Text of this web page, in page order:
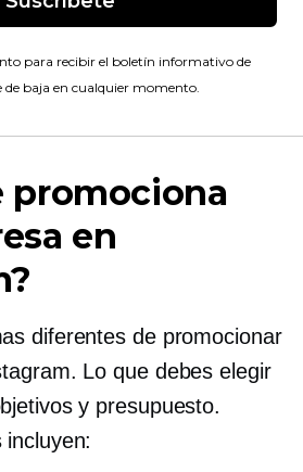
para recibir el boletín informativo de
de baja en cualquier momento.
promociona
en
diferentes de promocionar
Lo que debes elegir
y presupuesto.
incluyen: